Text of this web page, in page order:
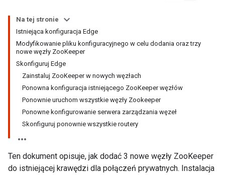
Na tej stronie
Istniejąca konfiguracja Edge
Modyfikowanie pliku konfiguracyjnego w celu dodania oraz trzy
nowe węzły ZooKeeper
Skonfiguruj Edge
Zainstaluj ZooKeeper w nowych węzłach
Ponowna konfiguracja istniejącego ZooKeeper węzłów
Ponownie uruchom wszystkie węzły Zookeeper
Ponowne konfigurowanie serwera zarządzania węzeł
Skonfiguruj ponownie wszystkie routery
Ten dokument opisuje, jak dodać 3 nowe węzły ZooKeeper
do istniejącej krawędzi dla połączeń prywatnych. Instalacja